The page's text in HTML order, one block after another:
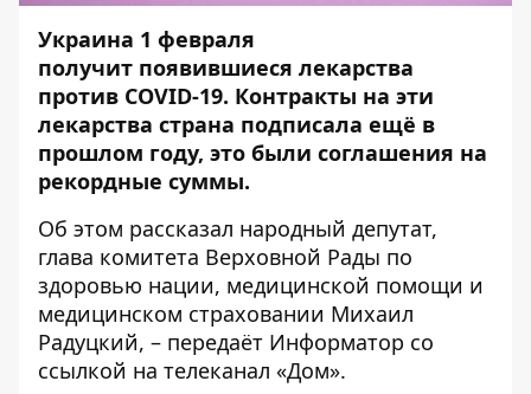
Украина 1 февраля
получит появившиеся лекарства
против COVID-19. Контракты на эти
лекарства страна подписала ещё в
прошлом году, это были соглашения на
рекордные суммы.
Об этом рассказал народный депутат,
глава комитета Верховной Рады по
здоровью нации, медицинской помощи и
медицинском страховании Михаил
Радуцкий, – передаёт Информатор со
ссылкой на телеканал «Дом».